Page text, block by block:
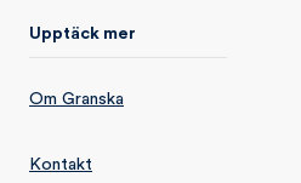
Upptäck mer
Om Granska
Kontakt